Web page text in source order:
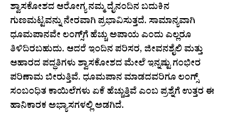
ಶ್ವಾಸಕೋಶದ ಆರೋಗ್ಯ ನಮ್ಮ ದೈನಂದಿನ ಬದುಕಿನ
ಗುಣಮಟ್ಟವನ್ನು ನೇರವಾಗಿ ಪ್ರಭಾವಿಸುತ್ತದೆ. ಸಾಮಾನ್ಯವಾಗಿ
ಧೂಮಪಾನವೇ ಲಂಗ್ಸ್‌ಗೆ ಹೆಚ್ಚು ಅಪಾಯ ಎಂದು ಎಲ್ಲರೂ
ತಿಳಿದಿರಬಹುದು. ಆದರೆ ಇಂದಿನ ಪರಿಸರ, ಜೀವನಶೈಲಿ ಮತ್ತು
ಆಹಾರದ ಪದ್ಧತಿಗಳು ಶ್ವಾಸಕೋಶದ ಮೇಲೆ ಇನ್ನಷ್ಟು ಗಂಭೀರ
ಪರಿಣಾಮ ಬೀರುತ್ತಿವೆ. ಧೂಮಪಾನ ಮಾಡದವರಿಗೂ ಲಂಗ್ಸ್
ಸಂಬಂಧಿತ ಕಾಯಿಲೆಗಳು ಏಕೆ ಹೆಚ್ಚುತ್ತಿವೆ ಎಂಬ ಪ್ರಶ್ನೆಗೆ ಉತ್ತರ ಈ
ಹಾನಿಕಾರಕ ಅಭ್ಯಾಸಗಳಲ್ಲಿ ಅಡಗಿದೆ.